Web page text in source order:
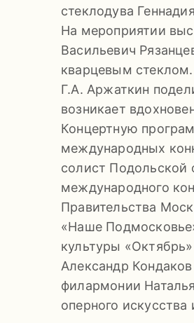
стеклодува
На мероприятии
Васильевич
кварцевым стеклом.
Г.А. Аржаткин
возникает
Концертную
международных
солист Подольской
международного
Правительства
«Наше
культуры
Александр
филармонии
оперного